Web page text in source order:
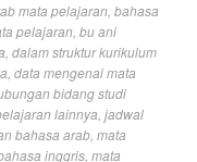
mata pelajaran bahasa
pelajaran bu ani
dalam struktur kurikulum
data mengenai mata
bidang studi
lainnya jadwal
bahasa arab mata
inggris mata